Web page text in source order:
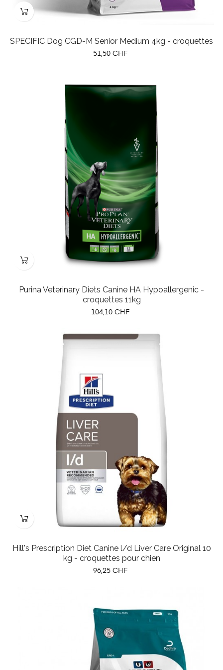
SPECIFIC Dog CGD-M Senior Medium 4kg - croquettes
Prix
51,50 CHF
Purina Veterinary Diets Canine HA Hypoallergenic -
croquettes 11kg
Prix
104,10 CHF
Hill's Prescription Diet Canine l/d Liver Care Original 10
kg - croquettes pour chien
Prix
96,25 CHF